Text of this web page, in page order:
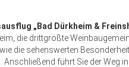
„Bad Dürkheim &
die drittgrößte
die sehenswerten
Anschließend führt Sie der Weg